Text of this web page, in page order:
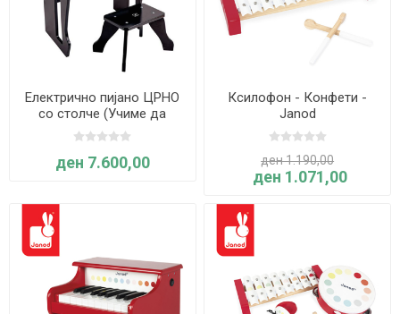
Електрично пијано ЦРНО
со столче (Учиме да
свириме пијано со помош
на светилки) - Hape
ден 7.600,00
Ксилофон - Конфети -
Janod
ден 1.190,00
ден 1.071,00